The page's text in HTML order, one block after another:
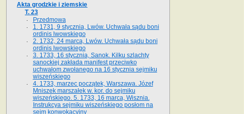
Akta grodzkie i ziemskie
T. 23
Przedmowa
1. 1731, 9 stycznia, Lwów. Uchwała sądu boni
ordinis lwowskiego
2. 1732, 24 marca, Lwów. Uchwała sądu boni
ordinis lwowskiego
3. 1733, 16 stycznia, Sanok. Kilku szlachty
sanockiej zakłada manifest przeciwko
uchwałom zwołanego na 16 stycz­nia sejmiku
wiszeńskiego
4. 1733, marzec początek, Warszawa. Józef
Mniszek marszałek w. kor. do sejmiku
wiszeńskiego. 5. 1733, 16 marca, Wisznia.
Instrukcya sejmiku wiszeńskiego posłom na
sejm konwokacyjny